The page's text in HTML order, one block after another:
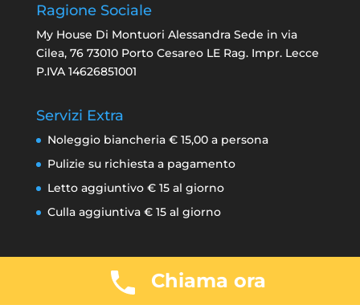
Ragione Sociale
My House Di Montuori Alessandra Sede in via
Cilea, 76 73010 Porto Cesareo LE Rag. Impr. Lecce
P.IVA 14626851001
Servizi Extra
Noleggio biancheria € 15,00 a persona
Pulizie su richiesta a pagamento
Letto aggiuntivo € 15 al giorno
Culla aggiuntiva € 15 al giorno
Chiama ora